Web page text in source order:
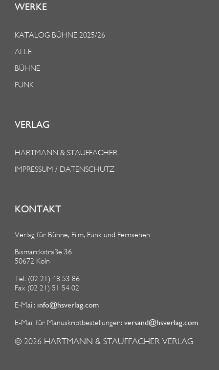
WERKE
KATALOG BÜHNE 2025/26
ALLE
BÜHNE
FUNK
VERLAG
HARTMANN & STAUFFACHER
IMPRESSUM / DATENSCHUTZ
KONTAKT
Verlag für Bühne, Film, Funk und Fernsehen
Bismarckstraße 36
50672 Köln
Tel. (02 21) 48 53 86
Fax (02 21) 51 54 02
E-Mail: info@hsverlag.com
E-Mail für Manuskriptbestellungen: versand@hsverlag.com
© 2026 HARTMANN & STAUFFACHER VERLAG